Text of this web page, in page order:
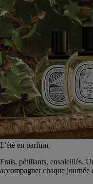
L'été en parfum
Frais, pétillants, ensoleillés.
accompagner chaque journée